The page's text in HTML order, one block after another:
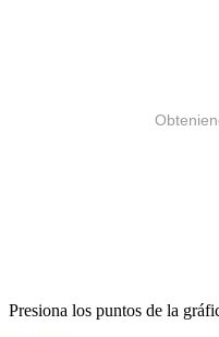
Presiona los puntos de la